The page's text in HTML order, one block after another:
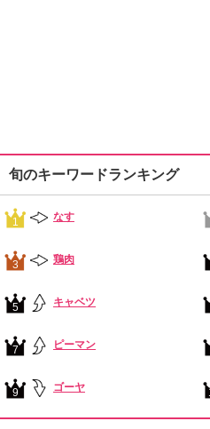
旬のキーワードランキング
1 なす
3 鶏肉
5 キャベツ
7 ピーマン
9 ゴーヤ